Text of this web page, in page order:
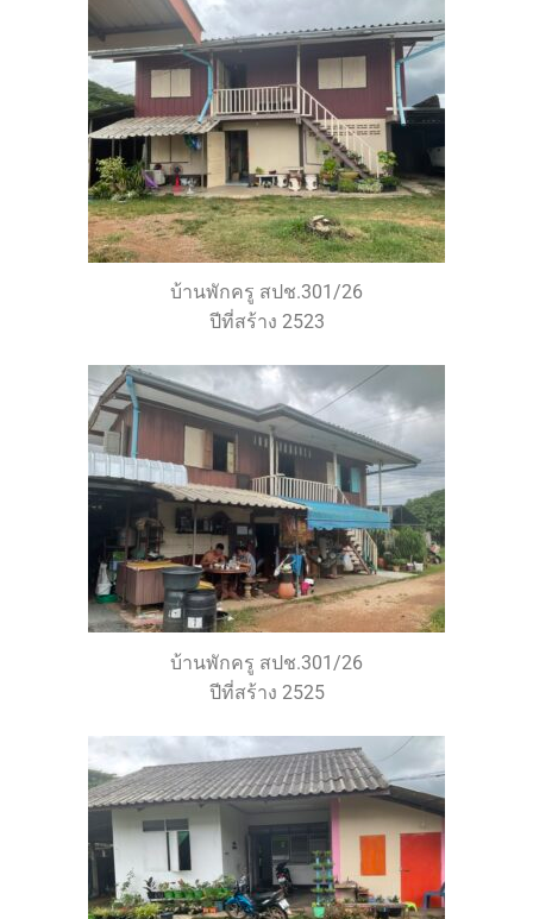
บ้านพักครู สปช.301/26
ปีที่สร้าง 2523
บ้านพักครู สปช.301/26
ปีที่สร้าง 2525